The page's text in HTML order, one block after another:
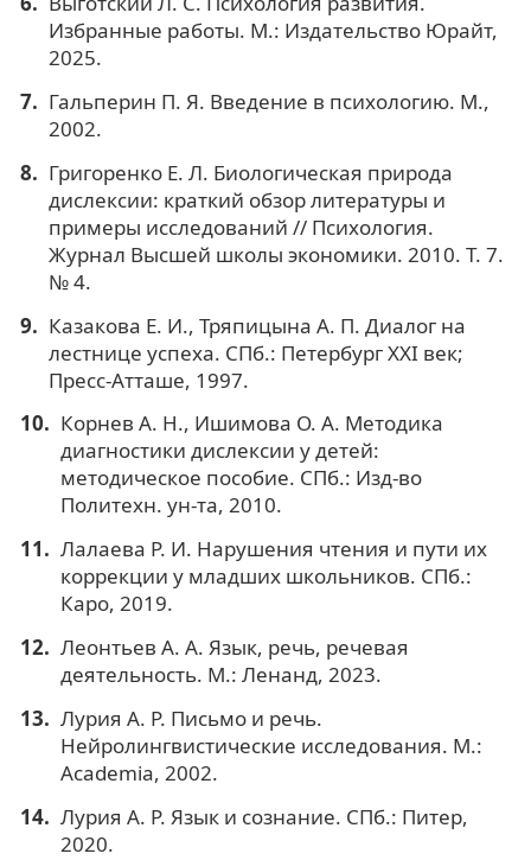
Избранные работы. М.: Издательство Юрайт,
2025.
Гальперин П. Я. Введение в психологию. М.,
2002.
Григоренко Е. Л. Биологическая природа
дислексии: краткий обзор литературы и
примеры исследований // Психология.
Журнал Высшей школы экономики. 2010. Т. 7.
№ 4.
Казакова Е. И., Тряпицына А. П. Диалог на
лестнице успеха. СПб.: Петербург ХХI век;
Пресс-Атташе, 1997.
Корнев А. Н., Ишимова О. А. Методика
диагностики дислексии у детей:
методическое пособие. СПб.: Изд-во
Политехн. ун-та, 2010.
Лалаева Р. И. Нарушения чтения и пути их
коррекции у младших школьников. СПб.:
Каро, 2019.
Леонтьев А. А. Язык, речь, речевая
деятельность. М.: Ленанд, 2023.
Лурия А. Р. Письмо и речь.
Нейролингвистические исследования. М.:
Academia, 2002.
Лурия А. Р. Язык и сознание. СПб.: Питер,
2020.